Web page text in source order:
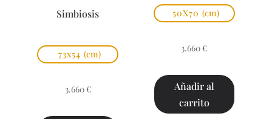
Simbiosis
73x54 (cm)
3.660 €
50X70 (cm)
3.660 €
Añadir al
carrito